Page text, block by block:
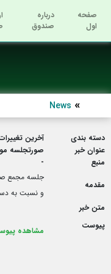
صفحه
اول
درباره
صندوق
News
دسته بندی
آخرین
عنوان خبر
صورتجلسه مورخ 07-11-96 در خصوص تغییر مدیر ثبت و تغییر کارمزد مدیر
منبع
-
مقدمه
و نسبت به
متن خبر
پیوست
مشاهده